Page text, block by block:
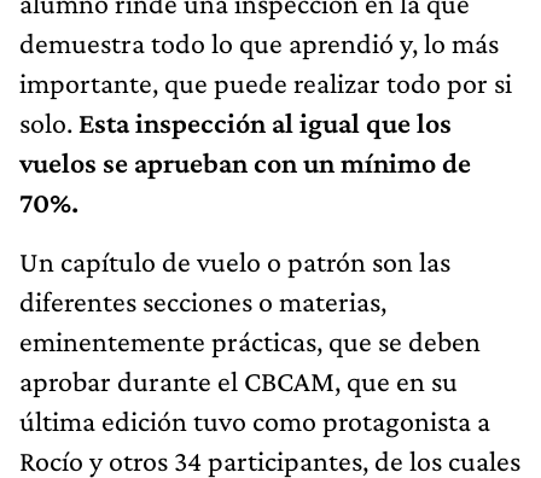
demuestra todo lo que aprendió y, lo más
importante, que puede realizar todo por si
solo. Esta inspección al igual que los
vuelos se aprueban con un mínimo de
70%.
Un capítulo de vuelo o patrón son las
diferentes secciones o materias,
eminentemente prácticas, que se deben
aprobar durante el CBCAM, que en su
última edición tuvo como protagonista a
Rocío y otros 34 participantes, de los cuales